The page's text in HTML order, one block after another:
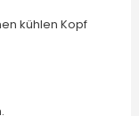
kühlen Kopf